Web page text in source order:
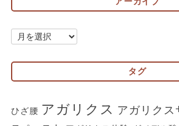
ア
カ
タグ
ひざ腰 アガリクス アガリクス